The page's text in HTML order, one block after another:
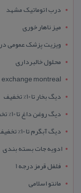
درب اتوماتیک مشهد
میز ناهار خوری
ویزیت پزشک عمومی
محلول خالبرداری
exchange montreal
دیگ بخار تا 10% تخفیف
دیگ روغن داغ تا 10% تخفیف
دیگ آبگرم تا 10% تخفیف
ادویه جات بسته بندی
فلفل قرمز درجه 1
مانتو اسلامی